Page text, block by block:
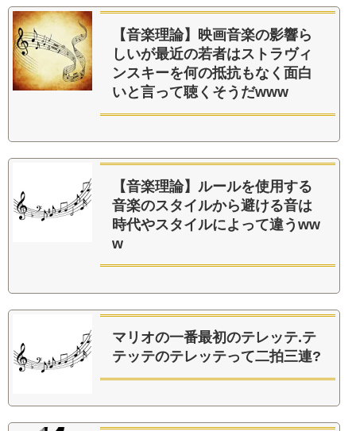
【音楽理論】映画音楽の影響ら
しいが最近の若者はストラヴィ
ンスキーを何の抵抗もなく面白
いと言って聴くそうだwww
【音楽理論】ルールを使用する
音楽のスタイルから避ける音は
時代やスタイルによって違うww
w
マリオの一番最初のテレッテ.テ
テッテのテレッテって二拍三連?